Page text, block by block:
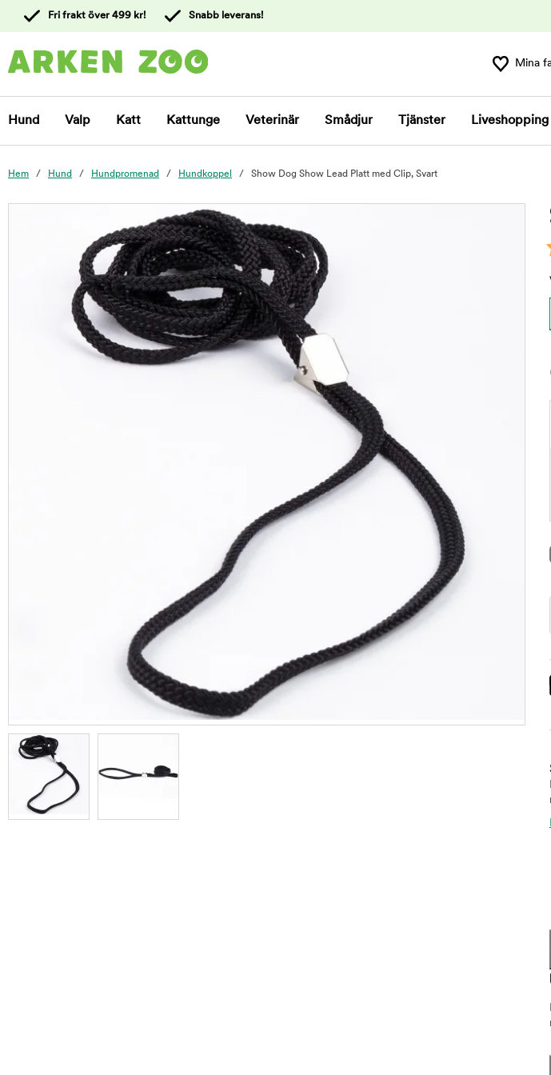
kundtjänst
Fri frakt över 499 kr! Snabb leverans!
Mina
Hund Valp Katt Kattunge Veterinär Smådjur Tjänster Liveshopping
Hem Hund Hundpromenad Hundkoppel Show Dog Show Lead Platt med Clip, Svart